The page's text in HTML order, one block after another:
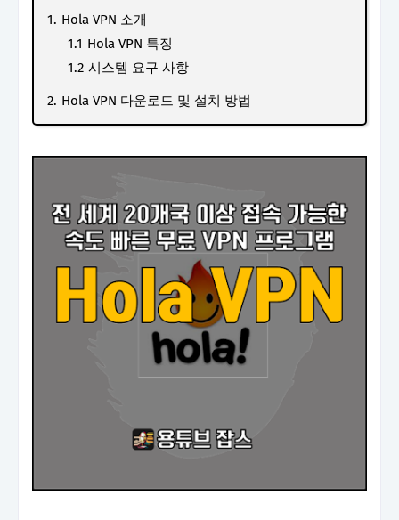
Hola VPN 소개
Hola VPN 특징
시스템 요구 사항
Hola VPN 다운로드 및 설치 방법